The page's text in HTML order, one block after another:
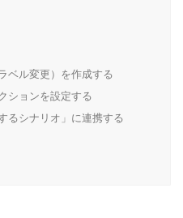
ベル変更）を作成する
ションを設定する
るシナリオ」に連携する